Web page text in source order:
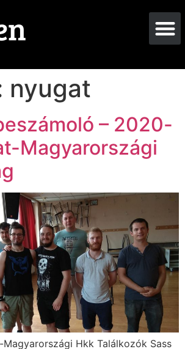
nyugat
– 2020-
Magyarországi
Hkk Találkozók Sass